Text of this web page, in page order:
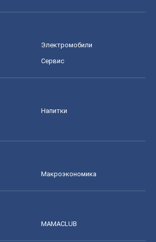
Электромобили
Сервис
Напитки
Mакроэкономика
MAMACLUB